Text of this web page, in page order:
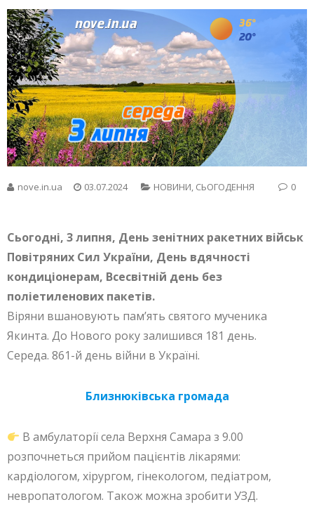
nove.in.ua 03.07.2024 НОВИНИ, СЬОГОДЕННЯ 0
Сьогодні, 3 липня, День зенітних ракетних військ
Повітряних Сил України, День вдячності
кондиціонерам, Всесвітній день без
поліетиленових пакетів.
Віряни вшановують пам’ять святого мученика
Якинта. До Нового року залишився 181 день.
Середа. 861-й день війни в Україні.
Близнюківська громада
В амбулаторії села Верхня Самара з 9.00
розпочнеться прийом пацієнтів лікарями:
кардіологом, хірургом, гінекологом, педіатром,
невропатологом. Також можна зробити УЗД.